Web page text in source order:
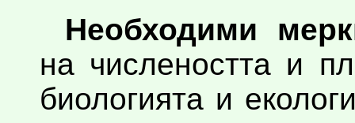
Необходими
на числеността и
биологията и